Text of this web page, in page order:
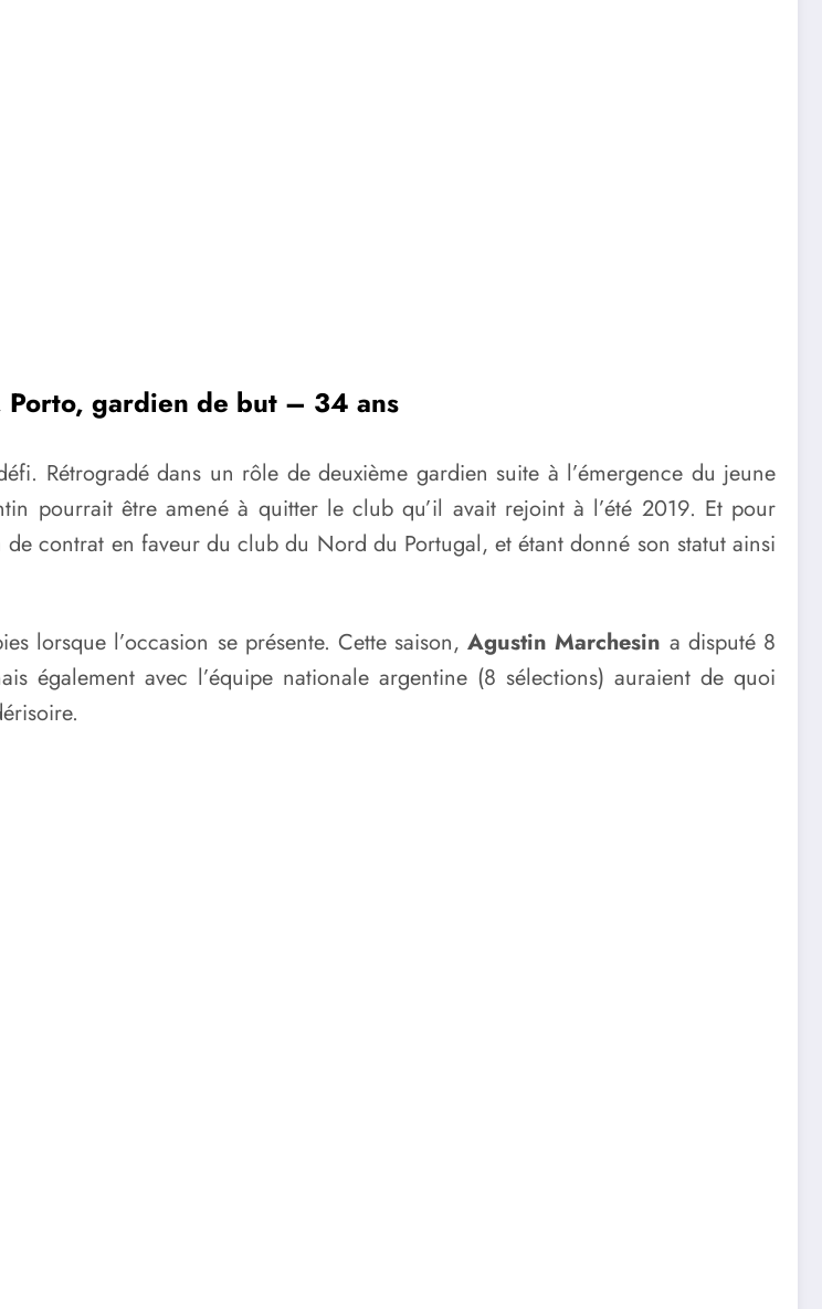
gardien de but – 34 ans
Rétrogradé dans un rôle de deuxième gardien suite à l’émergence du jeune
pourrait être amené à quitter le club qu’il avait rejoint à l’été 2019. Et pour
contrat en faveur du club du Nord du Portugal, et étant donné son statut ainsi
lorsque l’occasion se présente. Cette saison,Agustin Marchesin a disputé 8
également avec l’équipe nationale argentine (8 sélections) auraient de quoi